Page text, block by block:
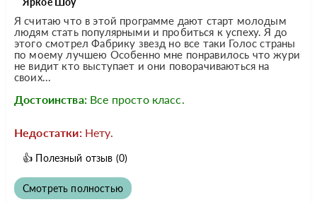
Я считаю что в этой программе дают старт молодым
людям стать популярными и пробиться к успеху. Я до
этого смотрел Фабрику звезд но все таки Голос страны
по моему лучшею Особенно мне понравилось что жури
не видит кто выступает и они поворачиваються на
своих...
Достоинства: Все просто класс.
Недостатки: Нету.
👍 Полезный отзыв (0)
Смотреть полностью